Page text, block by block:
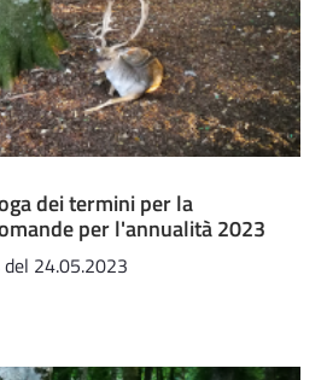
dei termini per la
per l'annualità 2023
24.05.2023